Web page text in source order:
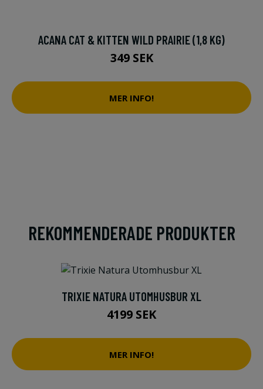
ACANA CAT & KITTEN WILD PRAIRIE (1,8 KG)
349 SEK
MER INFO!
REKOMMENDERADE PRODUKTER
TRIXIE NATURA UTOMHUSBUR XL
4199 SEK
MER INFO!